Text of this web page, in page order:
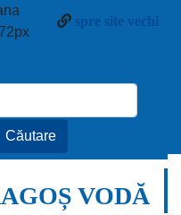
spre site vechi
VODĂ